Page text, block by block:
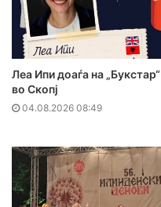
Леа Ипи доаѓа на „Букстар“
во Скопј
04.08.2026 08:49